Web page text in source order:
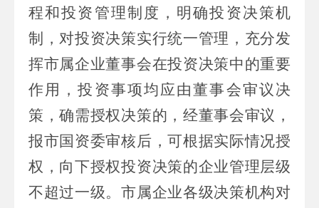
程和投资管理制度，明确投资决策机
制，对投资决策实行统一管理，充分发
挥市属企业董事会在投资决策中的重要
作用，投资事项均应由董事会审议决
策，确需授权决策的，经董事会审议，
报市国资委审核后，可根据实际情况授
权，向下授权投资决策的企业管理层级
不超过一级。市属企业各级决策机构对